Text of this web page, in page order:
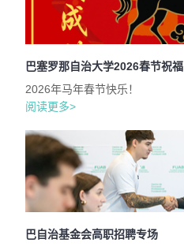
巴塞罗那自治大学2026春节祝福
2026年马年春节快乐！
阅读更多>
巴自治基金会高职招聘专场